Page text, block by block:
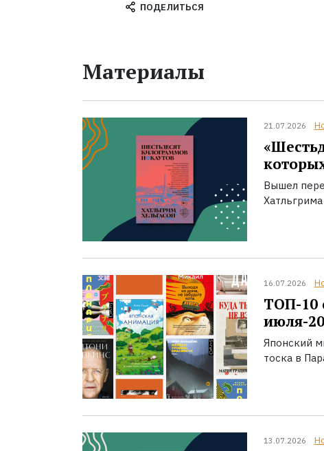
ПОДЕЛИТЬСЯ
Материалы
21.07.2026
Вышел
16.07.2026
ТОП-10
июля-
Японский
тоска в
13.07.2026